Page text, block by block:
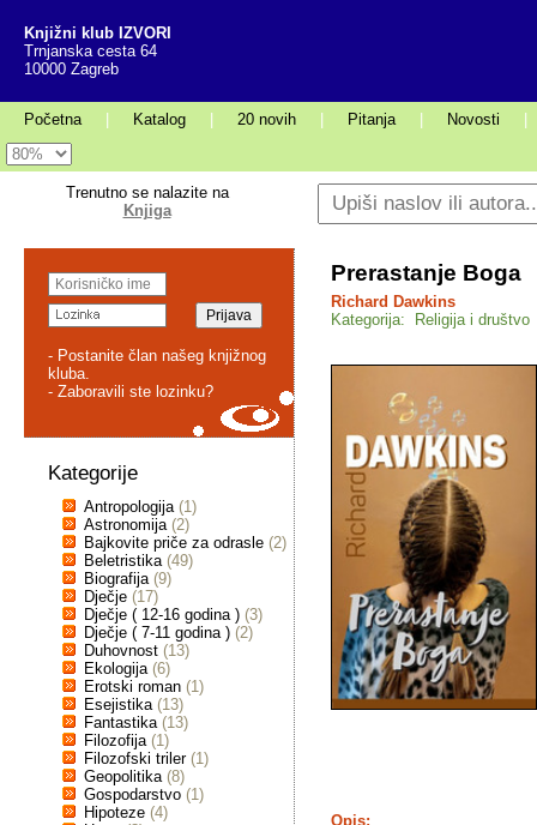
Knjižni klub IZVORI
Trnjanska cesta 64
10000 Zagreb
Početna Katalog 20 novih Pitanja Novosti
Trenutno se nalazite na
Knjiga
- Postanite član našeg knjižnog
kluba.
- Zaboravili ste lozinku?
Kategorije
Antropologija (1)
Astronomija (2)
Bajkovite priče za odrasle (2)
Beletristika (49)
Biografija (9)
Dječje (17)
Dječje ( 12-16 godina ) (3)
Dječje ( 7-11 godina ) (2)
Duhovnost (13)
Ekologija (6)
Erotski roman (1)
Esejistika (13)
Fantastika (13)
Filozofija (1)
Filozofski triler (1)
Geopolitika (8)
Gospodarstvo (1)
Hipoteze (4)
Prerastanje Boga
Richard Dawkins
Kategorija: Religija i društvo
Opis: